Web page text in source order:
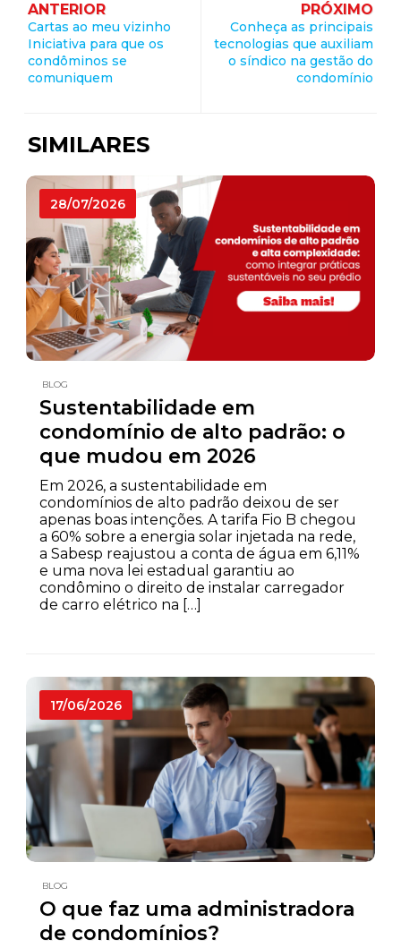
ANTERIOR
Cartas ao meu vizinho
Iniciativa para que os
condôminos se
comuniquem
PRÓXIMO
Conheça as principais
tecnologias que auxiliam
o síndico na gestão do
condomínio
SIMILARES
28/07/2026
BLOG
Sustentabilidade em
condomínio de alto padrão: o
que mudou em 2026
Em 2026, a sustentabilidade em
condomínios de alto padrão deixou de ser
apenas boas intenções. A tarifa Fio B chegou
a 60% sobre a energia solar injetada na rede,
a Sabesp reajustou a conta de água em 6,11%
e uma nova lei estadual garantiu ao
condômino o direito de instalar carregador
de carro elétrico na […]
17/06/2026
BLOG
O que faz uma administradora
de condomínios?